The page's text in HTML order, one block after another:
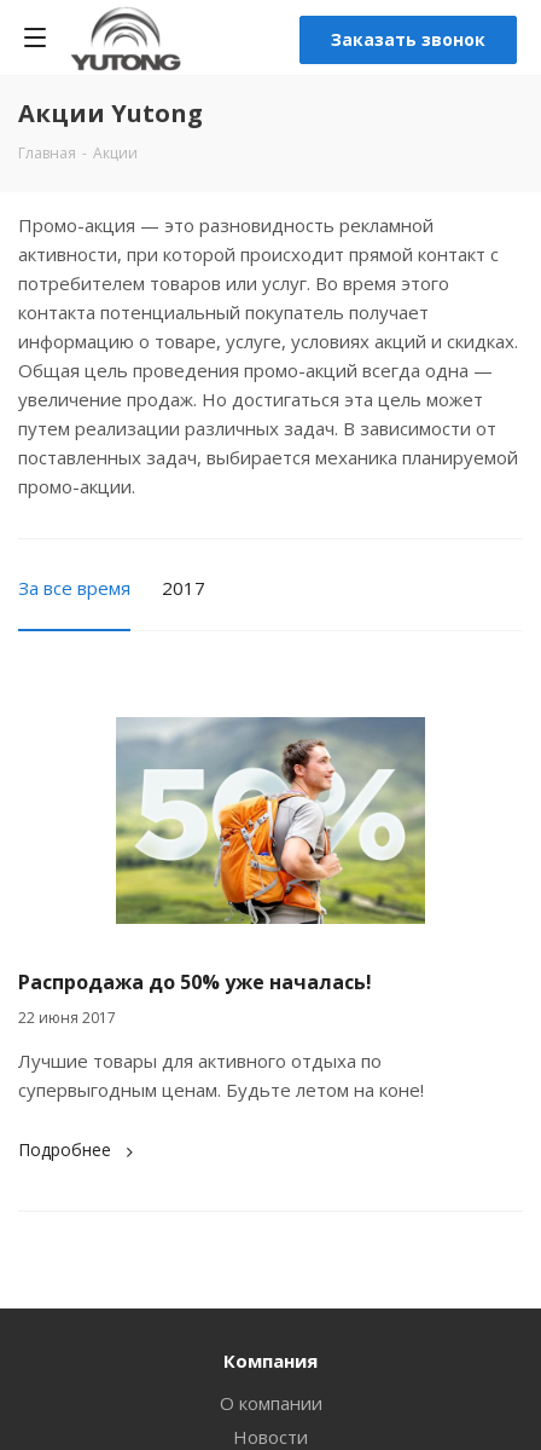
Заказать звонок
Акции Yutong
Главная - Акции
Промо-акция — это разновидность рекламной
активности, при которой происходит прямой контакт с
потребителем товаров или услуг. Во время этого
контакта потенциальный покупатель получает
информацию о товаре, услуге, условиях акций и скидках.
Общая цель проведения промо-акций всегда одна —
увеличение продаж. Но достигаться эта цель может
путем реализации различных задач. В зависимости от
поставленных задач, выбирается механика планируемой
промо-акции.
За все время 2017
Распродажа до 50% уже началась!
22 июня 2017
Лучшие товары для активного отдыха по
супервыгодным ценам. Будьте летом на коне!
Подробнее
Компания
О компании
Новости